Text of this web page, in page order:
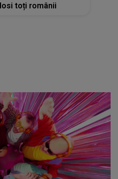
toți românii